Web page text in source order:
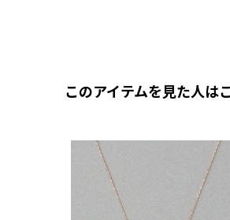
このアイテムを見た人は